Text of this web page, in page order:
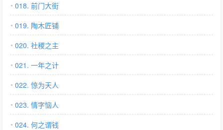
018. 前门大街
019. 陶木匠铺
020. 社稷之主
021. 一年之计
022. 惊为天人
023. 情字恼人
024. 何之谓钱